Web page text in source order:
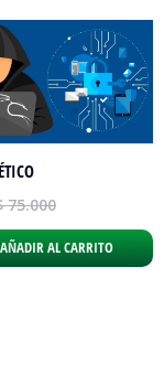
75.000
AÑADIR AL CARRITO